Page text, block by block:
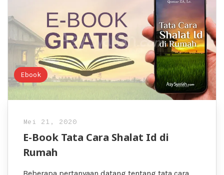
Ebook
Mei 21, 2020
E-Book Tata Cara Shalat Id di
Rumah